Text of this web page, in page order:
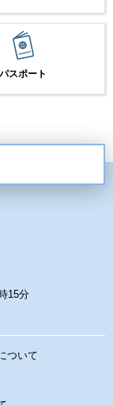
パスポート
15分
ついて